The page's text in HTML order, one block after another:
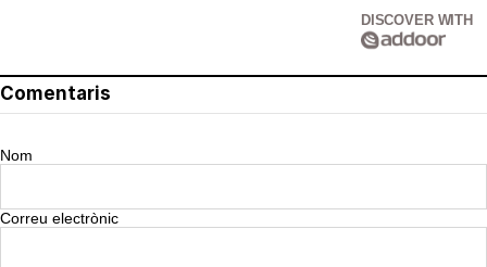
DISCOVER WITH
Comentaris
Nom
Correu electrònic